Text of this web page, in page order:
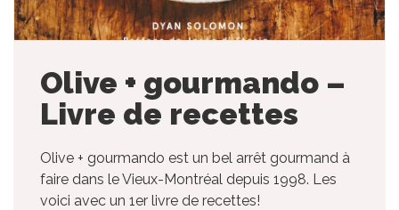
Olive + gourmando –
Livre de recettes
Olive + gourmando est un bel arrêt gourmand à
faire dans le Vieux-Montréal depuis 1998. Les
voici avec un 1er livre de recettes!